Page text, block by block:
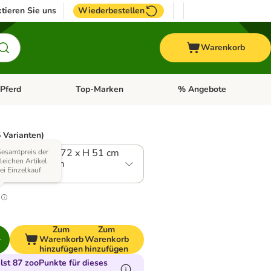
Sie uns Wiederbestellen
Warenkorb
Fisch Menü öffnen: Vogel
Pferd Kategorie-Menü öffnen: Pferd
Top-Marken Kategorie-Menü öffnen:
% Angebote
4: B 52 x T 72 x H 51 cm
75 x B 50 cm
der
Artikel
Einzelkauf
Zum
Warenkorb
hinzufügen
Zum
Warenkorb
hinzufügen
87 zooPunkte für dieses